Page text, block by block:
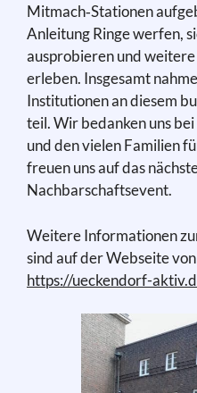
Mitmach‑Stationen
Anleitung Ringe werfen,
ausprobieren und
erleben. Insgesamt
Institutionen an diesem
teil. Wir bedanken uns
und den vielen Familien
freuen uns auf das
Nachbarschaftsevent.
Weitere Informationen
sind auf der Webseite
https://ueckendorf-